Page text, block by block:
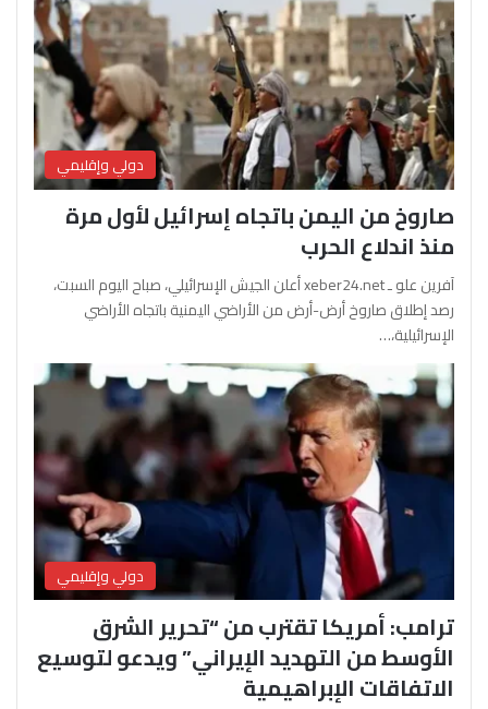
دولي وإقليمي
صاروخ من اليمن باتجاه إسرائيل لأول مرة
منذ اندلاع الحرب
آفرين علو ـ xeber24.net أعلن الجيش الإسرائيلي، صباح اليوم السبت،
رصد إطلاق صاروخ أرض-أرض من الأراضي اليمنية باتجاه الأراضي
الإسرائيلية،…
دولي وإقليمي
ترامب: أمريكا تقترب من “تحرير الشرق
الأوسط من التهديد الإيراني” ويدعو لتوسيع
الاتفاقات الإبراهيمية